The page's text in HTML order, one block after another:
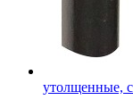
утолщенные,